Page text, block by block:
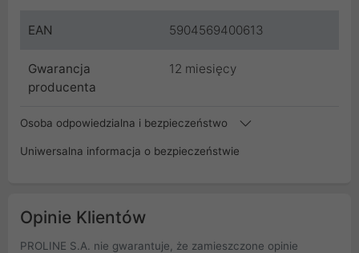
EAN 5904569400613
Gwarancja
producenta
12 miesięcy
Osoba odpowiedzialna i bezpieczeństwo
Uniwersalna informacja o bezpieczeństwie
Opinie Klientów
PROLINE S.A. nie gwarantuje, że zamieszczone opinie